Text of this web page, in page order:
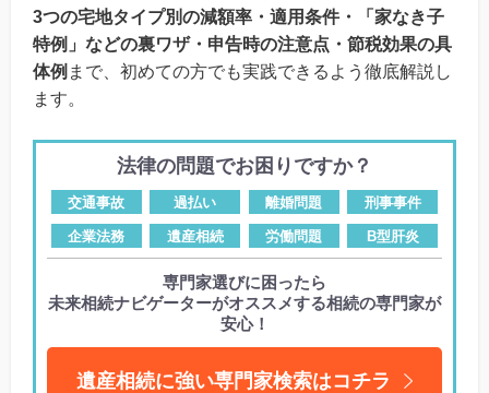
3つの宅地タイプ別の減額率・適用条件・「家なき子
特例」などの裏ワザ・申告時の注意点・節税効果の具
体例 まで、初めての方でも実践できるよう徹底解説し
ます。
法律の問題でお困りですか？
交通事故 過払い 離婚問題 刑事事件
企業法務 遺産相続 労働問題 B型肝炎
専門家選びに困ったら
未来相続ナビゲーターがオススメする相続の専門家が
安心！
遺産相続に強い専門家検索はコチラ